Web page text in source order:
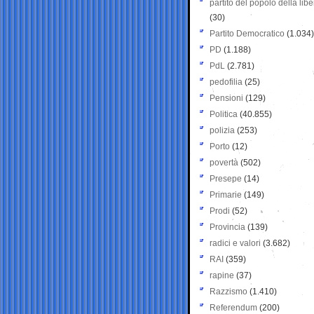
partito del popolo della
(30)
Partito Democratico (1.034)
PD (1.188)
PdL (2.781)
pedofilia (25)
Pensioni (129)
Politica (40.855)
polizia (253)
Porto (12)
povertà (502)
Presepe (14)
Primarie (149)
Prodi (52)
Provincia (139)
radici e valori (3.682)
RAI (359)
rapine (37)
Razzismo (1.410)
Referendum (200)